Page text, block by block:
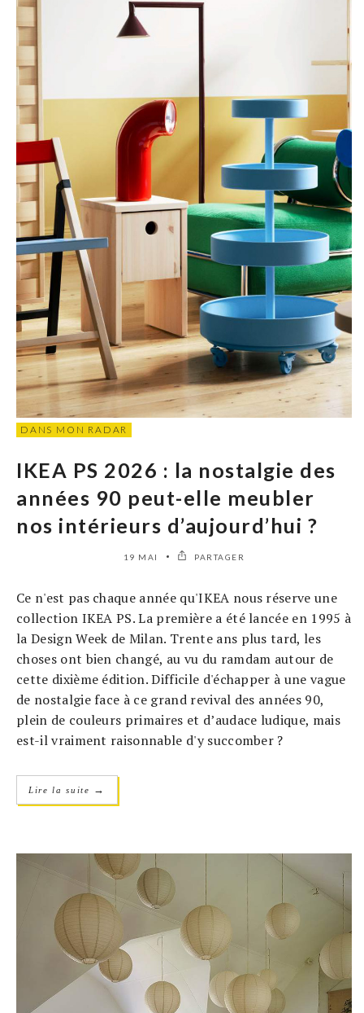
DANS MON RADAR
IKEA PS 2026 : la nostalgie des
années 90 peut-elle meubler
nos intérieurs d’aujourd’hui ?
19 MAI PARTAGER
Ce n'est pas chaque année qu'IKEA nous réserve une
collection IKEA PS. La première a été lancée en 1995 à
la Design Week de Milan. Trente ans plus tard, les
choses ont bien changé, au vu du ramdam autour de
cette dixième édition. Difficile d'échapper à une vague
de nostalgie face à ce grand revival des années 90,
plein de couleurs primaires et d’audace ludique, mais
est-il vraiment raisonnable d'y succomber ?
Lire la suite →